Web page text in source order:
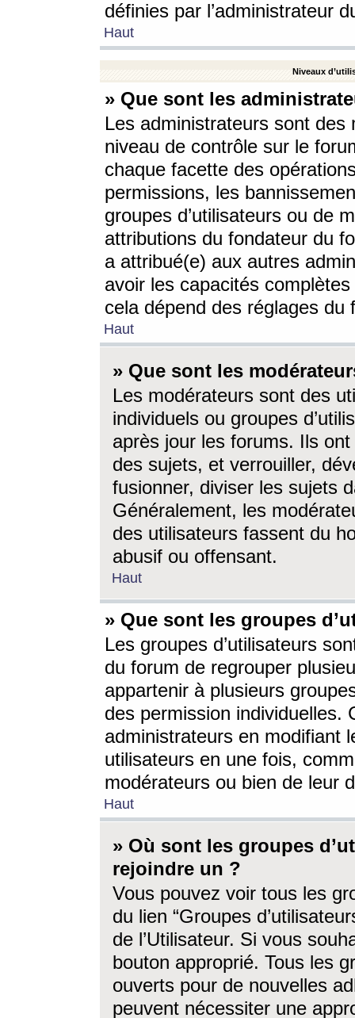
définies par l’administrateur
Haut
Niveaux
» Que sont les
Les administrateurs sont
niveau de contrôle sur le
chaque facette des
permissions, les
groupes d’utilisateurs ou de
attributions du fondateur du
a attribué(e) aux autres
avoir les capacités
cela dépend des réglages du
Haut
» Que sont les
Les modérateurs sont des
individuels ou groupes
après jour les forums. Ils ont
des sujets, et verrouiller,
fusionner, diviser les sujets
Généralement, les
des utilisateurs fassent du
abusif ou offensant.
Haut
» Que sont les groupes
Les groupes d’utilisateurs
du forum de regrouper
appartenir à plusieurs
des permission individuelles.
administrateurs en modifiant
utilisateurs en une fois,
modérateurs ou bien de leur
Haut
» Où sont les groupes
rejoindre un ?
Vous pouvez voir tous les
du lien “Groupes
de l’Utilisateur. Si vous
bouton approprié. Tous les
ouverts pour de nouvelles
peuvent nécessiter une